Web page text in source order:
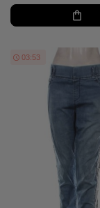
03:52